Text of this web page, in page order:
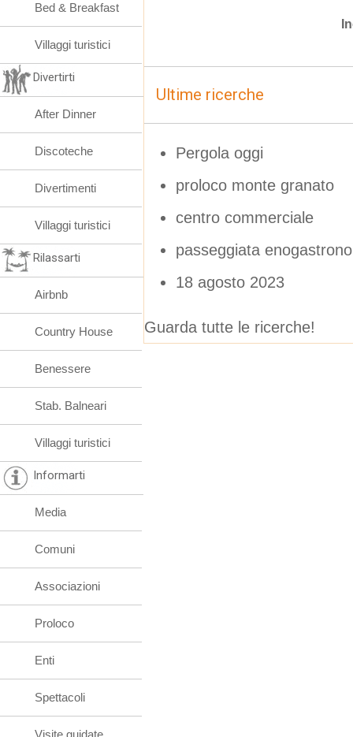
Ultime ricerche
Pergola oggi
proloco monte granato
centro commerciale
passeggiata
18 agosto 2023
Guarda tutte le ricerche!
Bed & Breakfast
Villaggi turistici
Divertirti
After Dinner
Discoteche
Divertimenti
Villaggi turistici
Rilassarti
Airbnb
Country House
Benessere
Stab. Balneari
Villaggi turistici
Informarti
Media
Comuni
Associazioni
Proloco
Enti
Spettacoli
Visite guidate